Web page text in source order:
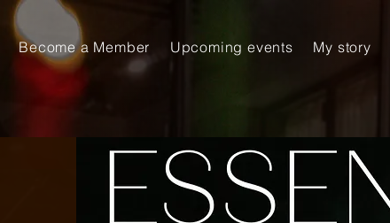
Become a Member Upcoming events My story